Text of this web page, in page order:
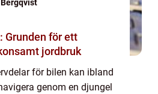
Grunden för ett
jordbruk
för bilen kan ibland
genom en djungel